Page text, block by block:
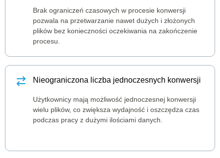
Brak ograniczeń czasowych w procesie konwersji
pozwala na przetwarzanie nawet dużych i złożonych
plików bez konieczności oczekiwania na zakończenie
procesu.
Nieograniczona liczba jednoczesnych konwersji
Użytkownicy mają możliwość jednoczesnej konwersji
wielu plików, co zwiększa wydajność i oszczędza czas
podczas pracy z dużymi ilościami danych.